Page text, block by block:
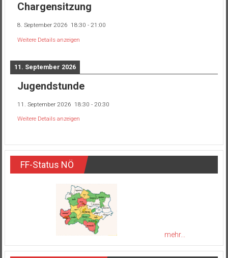
Chargensitzung
8. September 2026 18:30 - 21:00
Weitere Details anzeigen
11. September 2026
Jugendstunde
11. September 2026 18:30 - 20:30
Weitere Details anzeigen
FF-Status NÖ
mehr...